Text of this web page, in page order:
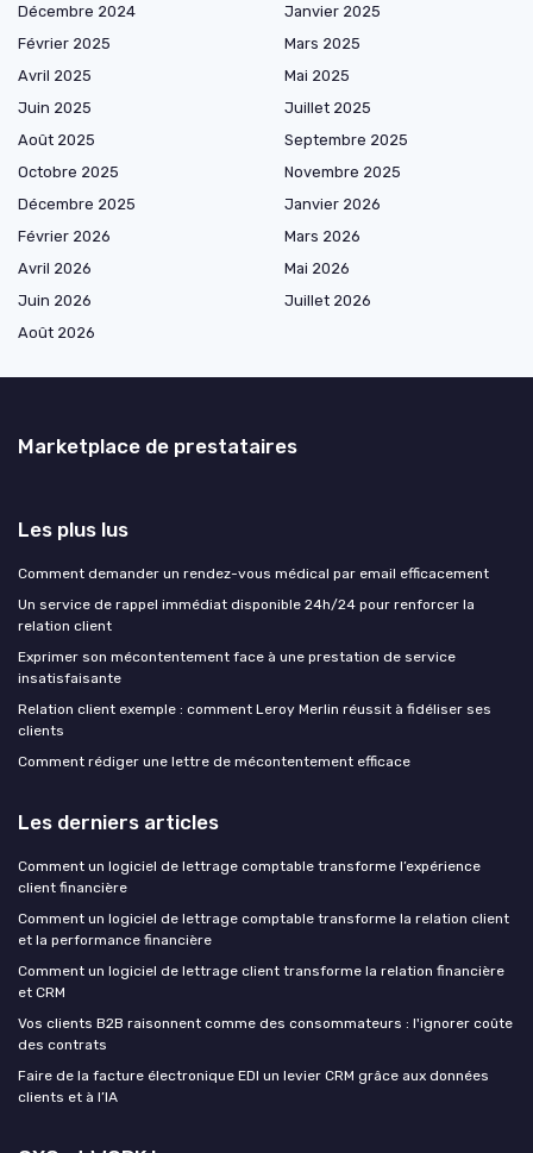
Décembre 2024
Janvier 2025
Février 2025
Mars 2025
Avril 2025
Mai 2025
Juin 2025
Juillet 2025
Août 2025
Septembre 2025
Octobre 2025
Novembre 2025
Décembre 2025
Janvier 2026
Février 2026
Mars 2026
Avril 2026
Mai 2026
Juin 2026
Juillet 2026
Août 2026
Marketplace de prestataires
Les plus lus
Comment demander un rendez-vous médical par email efficacement
Un service de rappel immédiat disponible 24h/24 pour renforcer la
relation client
Exprimer son mécontentement face à une prestation de service
insatisfaisante
Relation client exemple : comment Leroy Merlin réussit à fidéliser ses
clients
Comment rédiger une lettre de mécontentement efficace
Les derniers articles
Comment un logiciel de lettrage comptable transforme l’expérience
client financière
Comment un logiciel de lettrage comptable transforme la relation client
et la performance financière
Comment un logiciel de lettrage client transforme la relation financière
et CRM
Vos clients B2B raisonnent comme des consommateurs : l'ignorer coûte
des contrats
Faire de la facture électronique EDI un levier CRM grâce aux données
clients et à l’IA